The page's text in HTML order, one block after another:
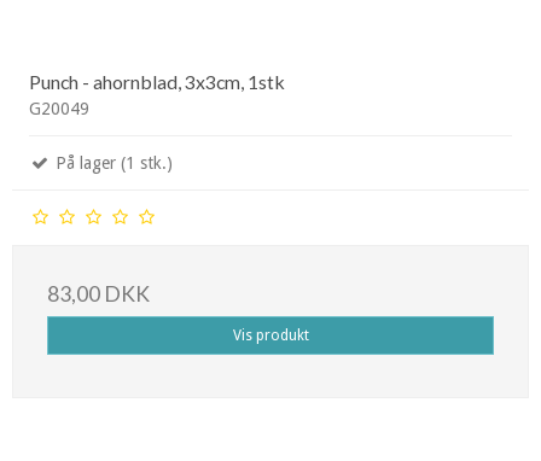
Punch - ahornblad, 3x3cm, 1stk
G20049
På lager (1 stk.)
83,00 DKK
Vis produkt